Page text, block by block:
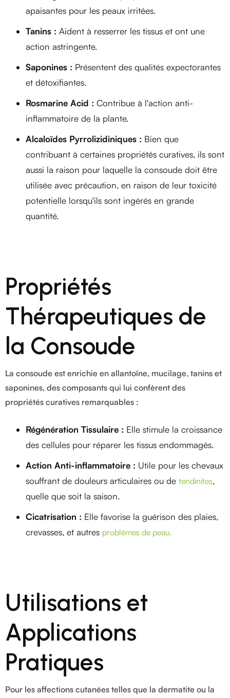
apaisantes pour les peaux irritées.
Tanins : Aident à resserrer les tissus et ont une
action astringente.
Saponines : Présentent des qualités expectorantes
et détoxifiantes.
Rosmarine Acid : Contribue à l'action anti-
inflammatoire de la plante.
Alcaloïdes Pyrrolizidiniques : Bien que
contribuant à certaines propriétés curatives, ils sont
aussi la raison pour laquelle la consoude doit être
utilisée avec précaution, en raison de leur toxicité
potentielle lorsqu'ils sont ingérés en grande
quantité.
Propriétés
Thérapeutiques de
la Consoude
La consoude est enrichie en allantoïne, mucilage, tanins et
saponines, des composants qui lui confèrent des
propriétés curatives remarquables :
Régénération Tissulaire : Elle stimule la croissance
des cellules pour réparer les tissus endommagés.
Action Anti-inflammatoire : Utile pour les chevaux
souffrant de douleurs articulaires ou de tendinites,
quelle que soit la saison.
Cicatrisation : Elle favorise la guérison des plaies,
crevasses, et autres problèmes de peau.
Utilisations et
Applications
Pratiques
Pour les affections cutanées telles que la dermatite ou la